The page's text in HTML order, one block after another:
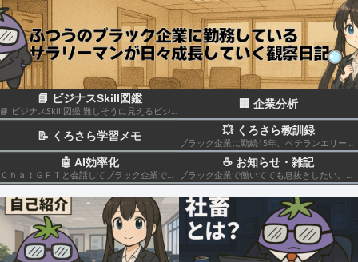
📘 ビジナスSkill図鑑
📘 ビジナスSkill図鑑 難しそうに見えるビジネススキルも、構造化して分解すれば実はカンタン！いろんなスキルの組み合わせだということがわかると思います このカテゴリでは仕事のスキルを“ナスでもわかる”レベルで図解＆やさしく柔らかく解説していきます🍆
🏢 企業分析
📝 くろさら学習メモ 💥 くろさら教訓録
ブラック企業に勤続15年、ベテランエリート社畜サラリーマンの経験を活かした日記です📗
🤖 AI効率化
ＣｈａｔＧＰＴと会話してブラック企業での疲れを癒やしたり、自己成長のための知見を広げる💻
☕ お知らせ・雑記
ブラック企業で働いてても息抜きしたい。。。